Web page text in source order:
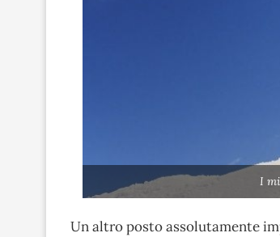
I
Un altro posto assolutamente